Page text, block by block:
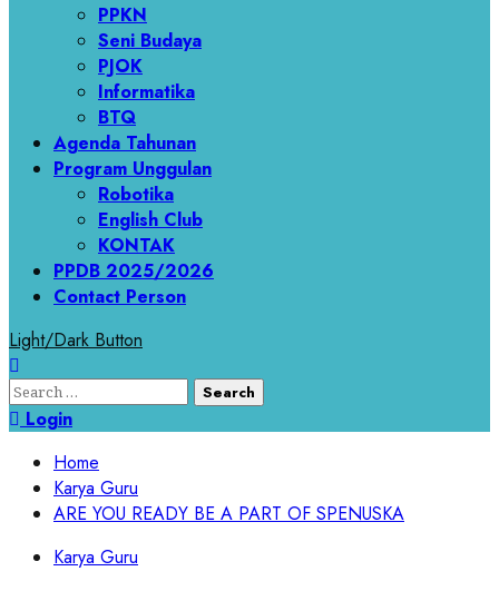
PPKN
Seni Budaya
PJOK
Informatika
BTQ
Agenda Tahunan
Program Unggulan
Robotika
English Club
KONTAK
PPDB 2025/2026
Contact Person
Light/Dark Button
Search
for:Login
Home
Karya Guru
ARE YOU READY BE A PART OF SPENUSKA
Karya Guru